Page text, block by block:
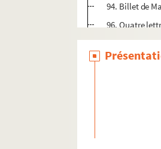
94. Billet de
96. Quatre
100. Del Prée
107. Quatre
124. « Billet
128. Quatre
137. Billet de